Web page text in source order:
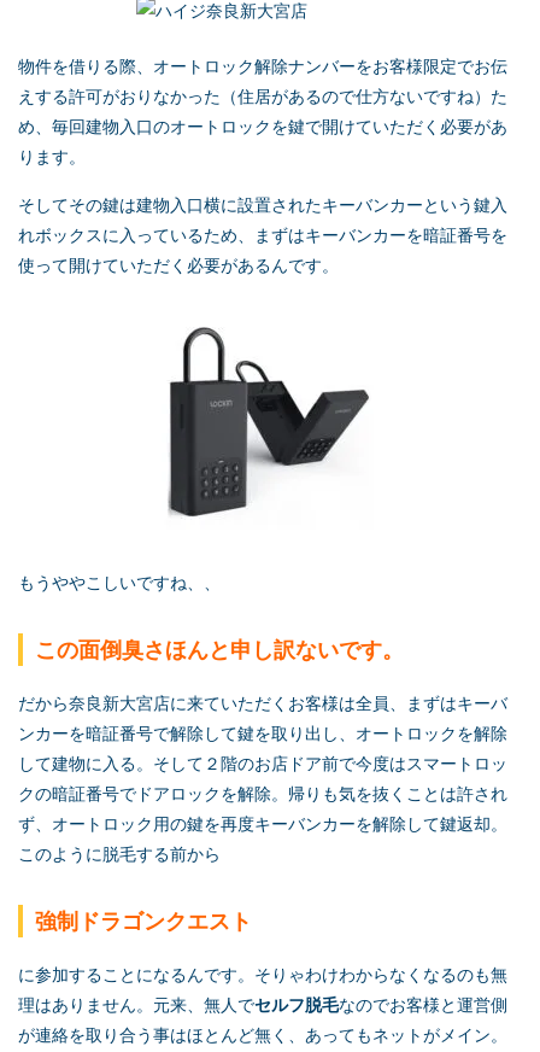
物件を借りる際、オートロック解除ナンバーをお客様限定でお伝
えする許可がおりなかった（住居があるので仕方ないですね）た
め、毎回建物入口のオートロックを鍵で開けていただく必要があ
ります。
そしてその鍵は建物入口横に設置されたキーバンカーという鍵入
れボックスに入っているため、まずはキーバンカーを暗証番号を
使って開けていただく必要があるんです。
もうややこしいですね、、
この面倒臭さほんと申し訳ないです。
だから奈良新大宮店に来ていただくお客様は全員、まずはキーバ
ンカーを暗証番号で解除して鍵を取り出し、オートロックを解除
して建物に入る。そして２階のお店ドア前で今度はスマートロッ
クの暗証番号でドアロックを解除。帰りも気を抜くことは許され
ず、オートロック用の鍵を再度キーバンカーを解除して鍵返却。
このように脱毛する前から
強制ドラゴンクエスト
に参加することになるんです。そりゃわけわからなくなるのも無
理はありません。元来、無人でセルフ脱毛なのでお客様と運営側
が連絡を取り合う事はほとんど無く、あってもネットがメイン。